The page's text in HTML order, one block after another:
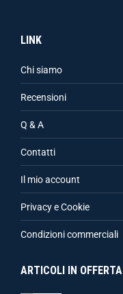
LINK
Chi siamo
Recensioni
Q & A
Contatti
Il mio account
Privacy e Cookie
Condizioni commerciali
ARTICOLI IN OFFERTA